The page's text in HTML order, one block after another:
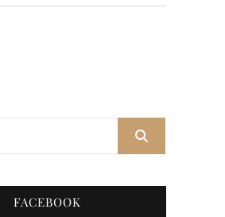
FACEBOOK